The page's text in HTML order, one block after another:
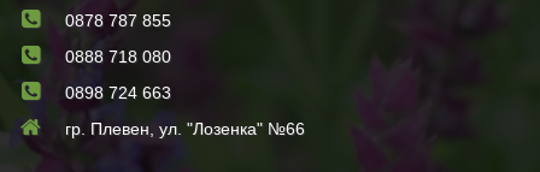
0878 787 855
0888 718 080
0898 724 663
гр. Плевен, ул. "Лозенка" №66